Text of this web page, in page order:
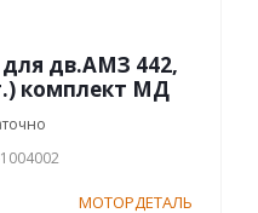
дв.АМЗ 442,
комплект МД
МОТОРДЕТАЛЬ